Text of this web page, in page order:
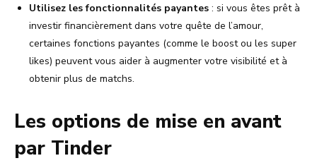
Utilisez les fonctionnalités payantes : si vous êtes prêt à
investir financièrement dans votre quête de l’amour,
certaines fonctions payantes (comme le boost ou les super
likes) peuvent vous aider à augmenter votre visibilité et à
obtenir plus de matchs.
Les options de mise en avant
par Tinder